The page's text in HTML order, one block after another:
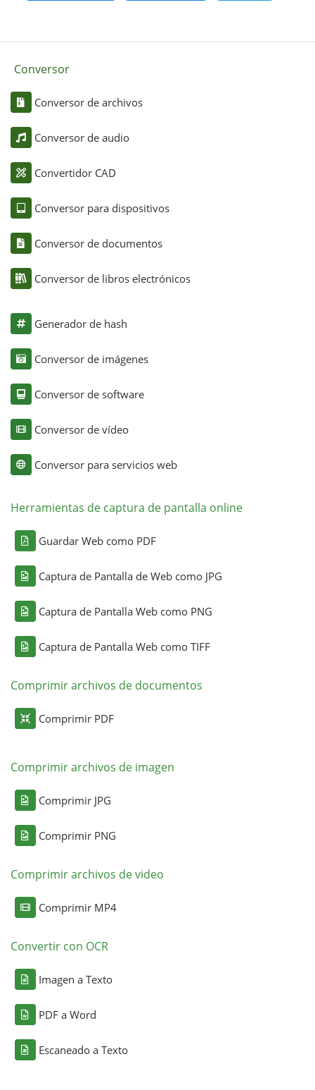
Conversor
Conversor de archivos
Conversor de audio
Convertidor CAD
Conversor para dispositivos
Conversor de documentos
Conversor de libros electrónicos
Generador de hash
Conversor de imágenes
Conversor de software
Conversor de vídeo
Conversor para servicios web
Herramientas de captura de pantalla online
Guardar Web como PDF
Captura de Pantalla de Web como JPG
Captura de Pantalla Web como PNG
Captura de Pantalla Web como TIFF
Comprimir archivos de documentos
Comprimir PDF
Comprimir archivos de imagen
Comprimir JPG
Comprimir PNG
Comprimir archivos de video
Comprimir MP4
Convertir con OCR
Imagen a Texto
PDF a Word
Escaneado a Texto